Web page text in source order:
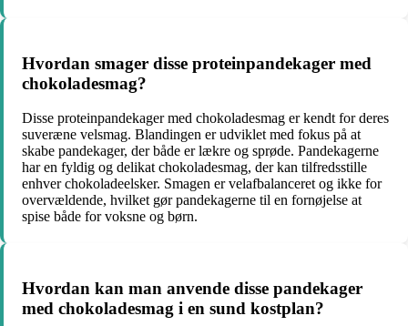
Hvordan smager disse proteinpandekager med
chokoladesmag?
Disse proteinpandekager med chokoladesmag er kendt for deres
suveræne velsmag. Blandingen er udviklet med fokus på at
skabe pandekager, der både er lækre og sprøde. Pandekagerne
har en fyldig og delikat chokoladesmag, der kan tilfredsstille
enhver chokoladeelsker. Smagen er velafbalanceret og ikke for
overvældende, hvilket gør pandekagerne til en fornøjelse at
spise både for voksne og børn.
Hvordan kan man anvende disse pandekager
med chokoladesmag i en sund kostplan?